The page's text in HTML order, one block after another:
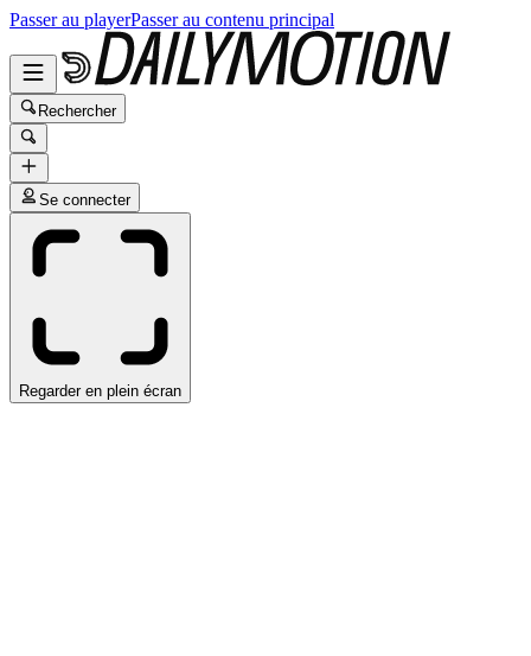
Passer au playerPasser au contenu principal
Rechercher
Se connecter
Regarder en plein écran